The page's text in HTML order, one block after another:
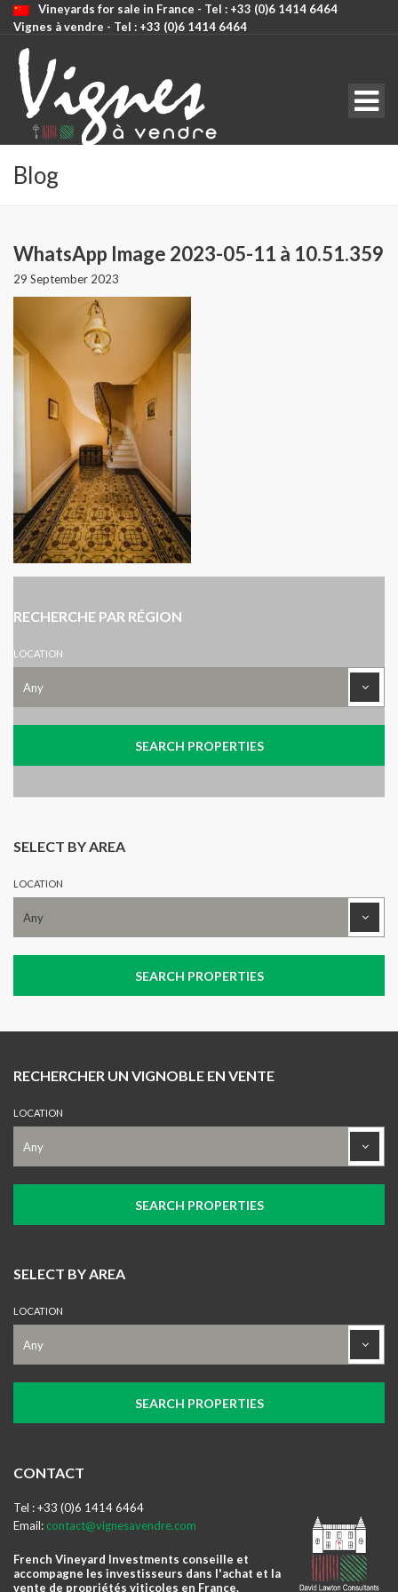
Vineyards for sale in France - Tel : +33 (0)6 1414 6464
Vignes à vendre - Tel : +33 (0)6 1414 6464
CODE: SELECT ALL
Blog
WhatsApp Image 2023-05-11 à 10.51.359
29 September 2023
RECHERCHE PAR RÉGION
LOCATION
SELECT BY AREA
LOCATION
RECHERCHER UN VIGNOBLE EN VENTE
LOCATION
SELECT BY AREA
LOCATION
CONTACT
Tel : +33 (0)6 1414 6464
Email: contact@vignesavendre.com
French Vineyard Investments conseille et
accompagne les investisseurs dans l'achat et la
vente de propriétés viticoles en France.